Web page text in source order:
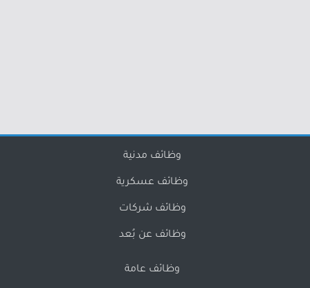
وظائف مدنية
وظائف عسكرية
وظائف شركات
وظائف عن بُعد
وظائف عامة